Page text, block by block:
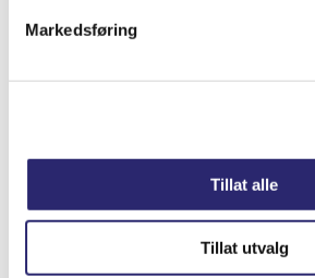
Markedsføring
Tillat alle
Tillat utvalg
Varenummer: els-0001125519